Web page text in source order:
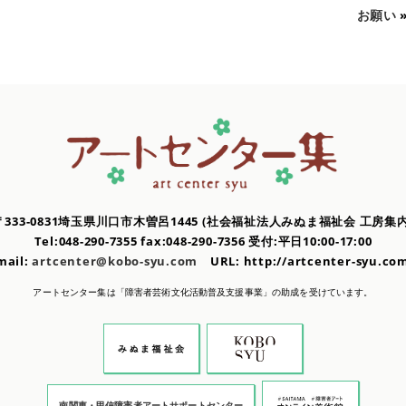
お願い»
333-0831埼玉県川口市木曽呂1445 (社会福祉法人みぬま福祉会 工房集
Tel:048-290-7355 fax:048-290-7356受付:平日10:00-17:00
artcenter@kobo-syu.com URL: http://artcenter-
アートセンター集は「障害者芸術文化活動普及支援事業」の助成を受けています。